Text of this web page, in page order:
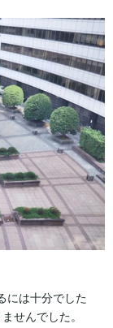
には十分でした
せんでした。